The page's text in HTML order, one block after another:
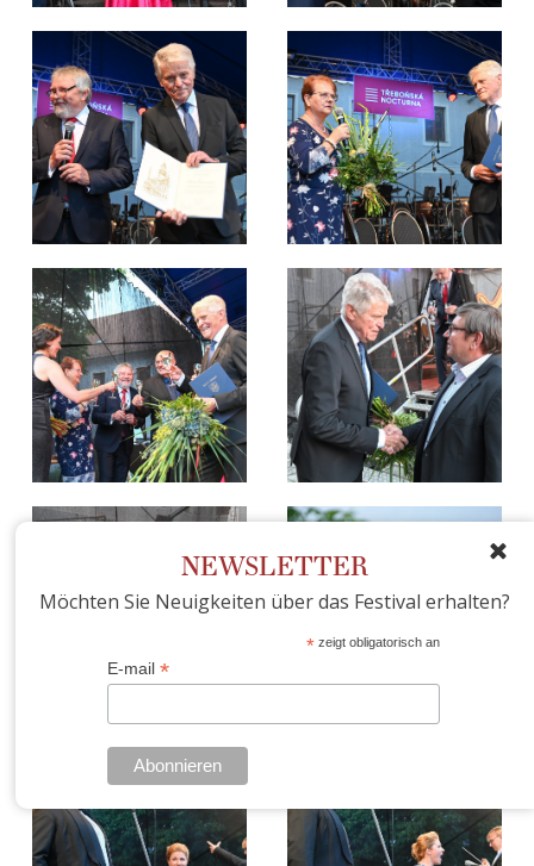
NEWSLETTER
Möchten Sie Neuigkeiten über das Festival erhalten?
*zeigt obligatorisch an
E-mail *